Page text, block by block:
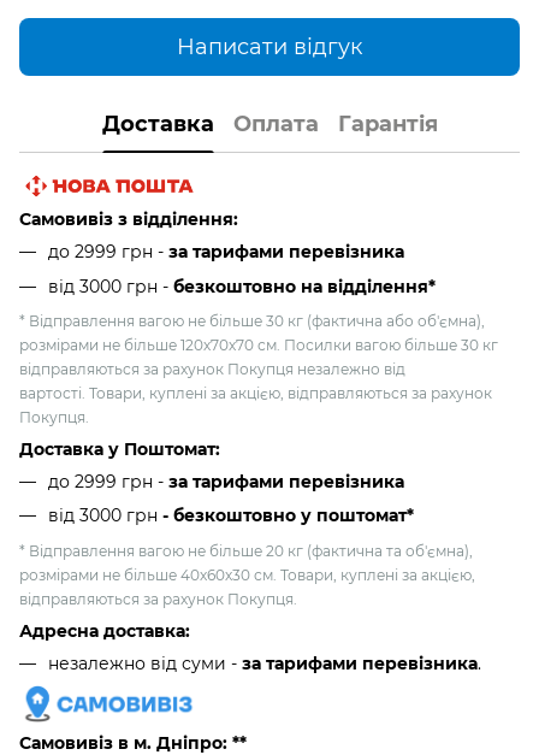
Написати відгук
Доставка Оплата Гарантія
Самовивіз з відділення:
до 2999 грн - за тарифами перевізника
від 3000 грн - безкоштовно на відділення*
* Відправлення вагою не більше 30 кг (фактична або об'ємна),
розмірами не більше 120х70х70 см. Посилки вагою більше 30 кг
відправляються за рахунок Покупця незалежно від
вартості. Товари, куплені за акцією, відправляються за рахунок
Покупця.
Доставка у Поштомат:
до 2999 грн - за тарифами перевізника
від 3000 грн - безкоштовно у поштомат*
* Відправлення вагою не більше 20 кг (фактична та об'ємна),
розмірами не більше 40х60х30 см. Товари, куплені за акцією,
відправляються за рахунок Покупця.
Адресна доставка:
незалежно від суми - за тарифами перевізника.
Самовивіз в м. Дніпро: **